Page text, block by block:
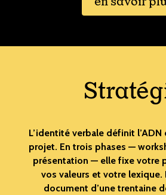
L’identité verbale définit
projet. En trois phases —
présentation — elle fixe votre
vos valeurs et votre lexique.
document d’une trentaine